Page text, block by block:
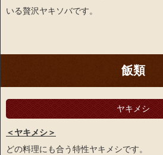
いる贅沢ヤキソバです。
飯類
ヤキメシ
＜ヤキメシ＞
どの料理にも合う特性ヤキメシです。